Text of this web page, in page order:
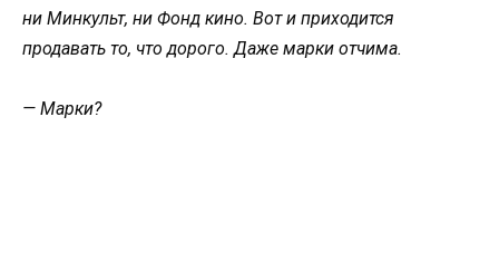
ни Минкульт, ни Фонд кино. Вот и приходится
продавать то, что дорого. Даже марки отчима.
— Марки?